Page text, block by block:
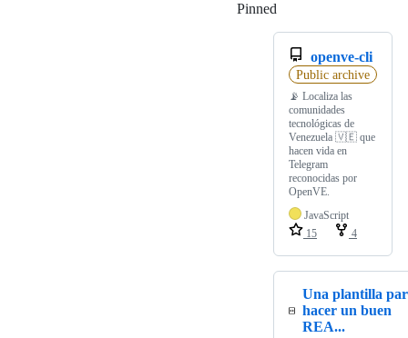
Pinned
openve-cli
Public archive
📡 Localiza las
comunidades
tecnológicas de
Venezuela 🇻🇪 que
hacen vida en
Telegram
reconocidas por
OpenVE.
JavaScript
15
4
Una plantilla
hacer un buen
REA...